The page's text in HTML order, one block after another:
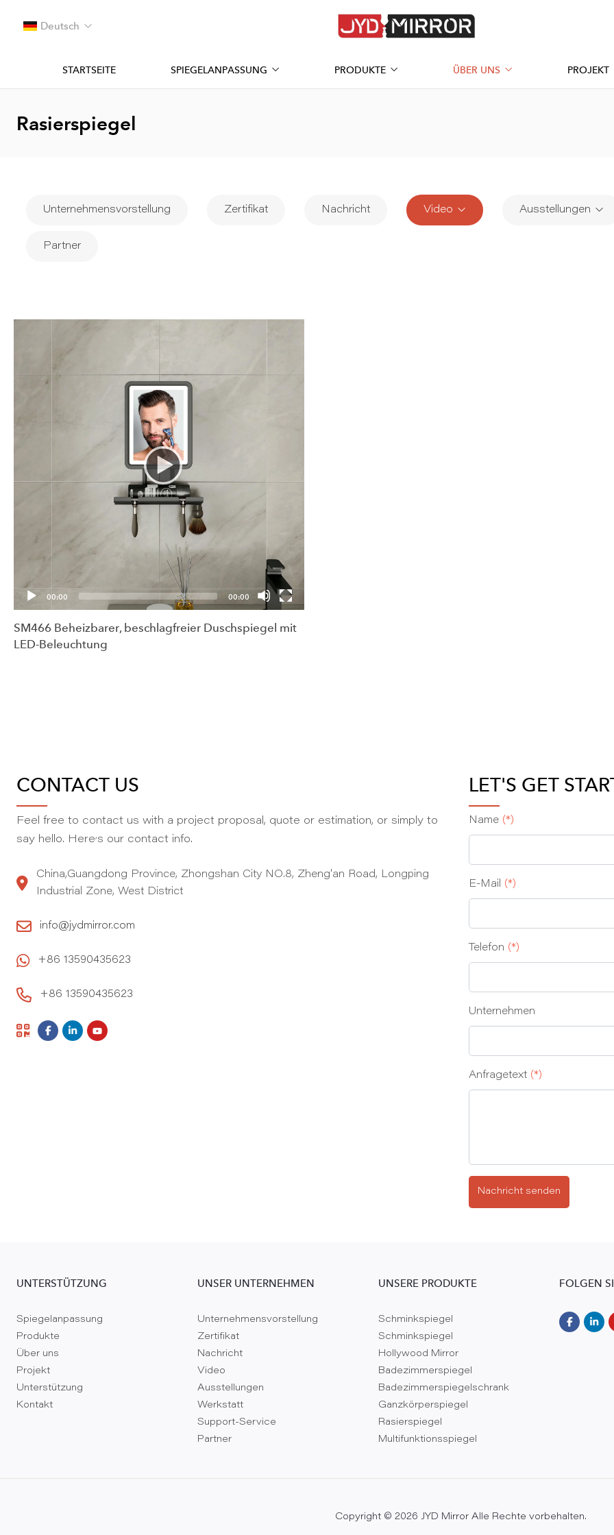
Deutsch
STARTSEITE SPIEGELANPASSUNG PRODUKTE ÜBER UNS PROJEKT
Rasierspiegel
Unternehmensvorstellung Zertifikat Nachricht Video Ausstellungen
Partner
00:00 00:00
SM466 Beheizbarer, beschlagfreier Duschspiegel mit
LED-Beleuchtung
CONTACT US
Feel free to contact us with a project proposal, quote or estimation, or simply to
say hello. Here,s our contact info.
China,Guangdong Province, Zhongshan City NO.8, Zheng'an Road, Longping
Industrial Zone, West District
info@jydmirror.com
+86 13590435623
+86 13590435623
LET'S GET
Name (*)
E‑Mail (*)
Telefon (*)
Unternehmen
Anfragetext (*)
Nachricht senden
UNTERSTÜTZUNG
Spiegelanpassung
Produkte
Über uns
Projekt
Unterstützung
Kontakt
UNSER UNTERNEHMEN
Unternehmensvorstellung
Zertifikat
Nachricht
Video
Ausstellungen
Werkstatt
Support-Service
Partner
UNSERE PRODUKTE
Schminkspiegel
Schminkspiegel
Hollywood Mirror
Badezimmerspiegel
Badezimmerspiegelschrank
Ganzkörperspiegel
Rasierspiegel
Multifunktionsspiegel
FOLGEN
Copyright © 2026 JYD Mirror Alle Rechte vorbehalten.